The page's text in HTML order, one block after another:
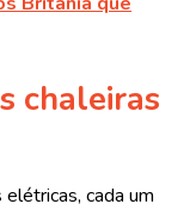
chaleiras
cada um